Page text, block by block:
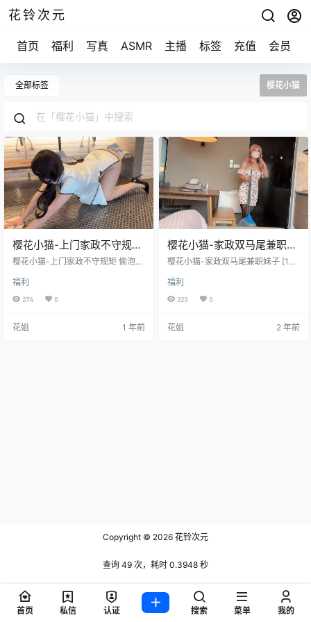
花铃次元
首页 福利 写真 ASMR 主播 标签 充值 会员
全部标签 樱花小猫
樱花小猫-上门家政不守规矩
偷泡我的浴缸 [1V/198M]
樱花小猫-上门家政不守规矩 偷泡我
福利
274 0
花姐 1 年前
樱花小猫-家政双马尾兼职妹
子 [1V/445M]
樱花小猫-家政双马尾兼职妹子 [1V/
福利
323 0
花姐 2 年前
Copyright © 2026 花铃次元
查询 49 次，耗时 0.3948 秒
首页 私信 认证 搜索 菜单 我的